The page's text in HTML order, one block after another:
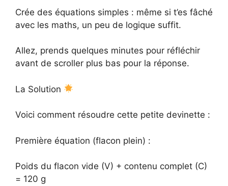
Crée des équations simples : même si t’es fâché
avec les maths, un peu de logique suffit.
Allez, prends quelques minutes pour réfléchir
avant de scroller plus bas pour la réponse.
La Solution
Voici comment résoudre cette petite devinette :
Première équation (flacon plein) :
Poids du flacon vide (V) + contenu complet (C)
= 120 g